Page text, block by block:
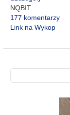
NQBIT
177 komentarzy
Link na Wykop